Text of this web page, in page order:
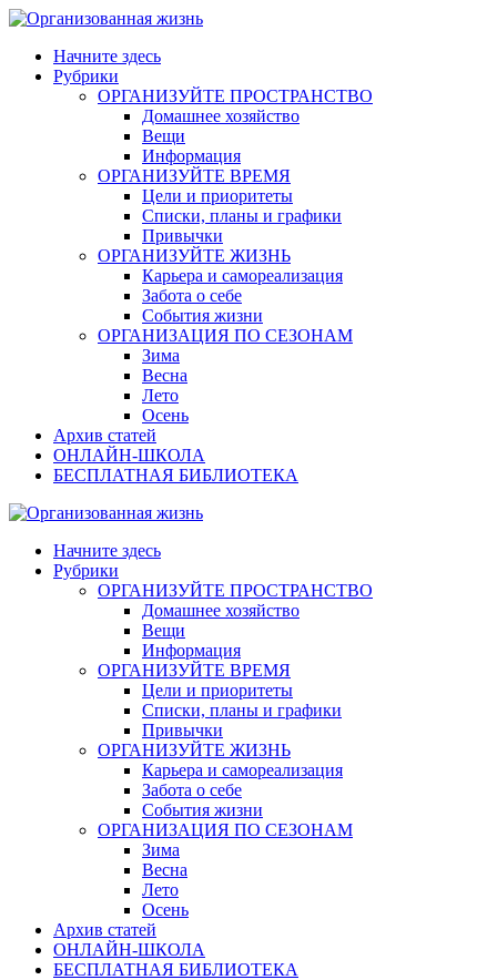
Skip
contentНачните здесь
Рубрики
ОРГАНИЗУЙТЕ ПРОСТРАНСТВО
Домашнее хозяйство
Вещи
Информация
ОРГАНИЗУЙТЕ ВРЕМЯ
Цели и приоритеты
Списки, планы и графики
Привычки
ОРГАНИЗУЙТЕ ЖИЗНЬ
Карьера и самореализация
Забота о себе
События жизни
ОРГАНИЗАЦИЯ ПО СЕЗОНАМ
Зима
Весна
Лето
Осень
Архив статей
ОНЛАЙН-ШКОЛА
БЕСПЛАТНАЯ БИБЛИОТЕКА
Начните здесь
Рубрики
ОРГАНИЗУЙТЕ ПРОСТРАНСТВО
Домашнее хозяйство
Вещи
Информация
ОРГАНИЗУЙТЕ ВРЕМЯ
Цели и приоритеты
Списки, планы и графики
Привычки
ОРГАНИЗУЙТЕ ЖИЗНЬ
Карьера и самореализация
Забота о себе
События жизни
ОРГАНИЗАЦИЯ ПО СЕЗОНАМ
Зима
Весна
Лето
Осень
Архив статей
ОНЛАЙН-ШКОЛА
БЕСПЛАТНАЯ БИБЛИОТЕКА